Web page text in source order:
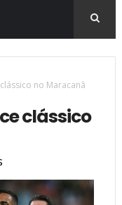
no Maracanã
clássico